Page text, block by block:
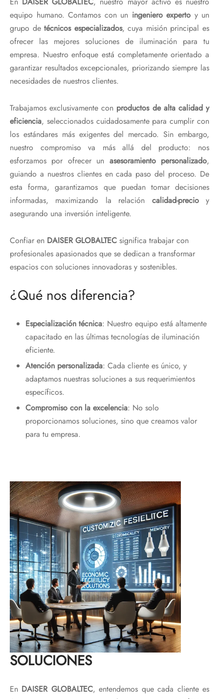
equipo humano. Contamos con un ingeniero experto y un
grupo detécnicos especializados, cuya misión principal es
ofrecer las mejores soluciones de iluminación para tu
empresa. Nuestro enfoque está completamente orientado a
garantizar resultados excepcionales, priorizando siempre las
necesidades de nuestros clientes.
Trabajamos exclusivamente con productos de alta calidad y
eficiencia, seleccionados cuidadosamente para cumplir con
los estándares más exigentes del mercado. Sin embargo,
nuestro compromiso va más allá del producto: nos
esforzamos por ofrecer un asesoramiento personalizado,
guiando a nuestros clientes en cada paso del proceso. De
esta forma, garantizamos que puedan tomar decisiones
informadas, maximizando la relación calidad-precioy
asegurando una inversión inteligente.
Confiar en DAISER GLOBALTEC significa trabajar con
profesionales apasionados que se dedican a transformar
espacios con soluciones innovadoras y sostenibles.
¿Qué nos diferencia?
Especialización técnica: Nuestro equipo está altamente
capacitado en las últimas tecnologías de iluminación
eficiente.
Atención personalizada: Cada cliente es único, y
adaptamos nuestras soluciones a sus requerimientos
específicos.
Compromiso con la excelencia: No solo
proporcionamos soluciones, sino que creamos valor
para tu empresa.
SOLUCIONES
En DAISER GLOBALTEC, entendemos que cada cliente es